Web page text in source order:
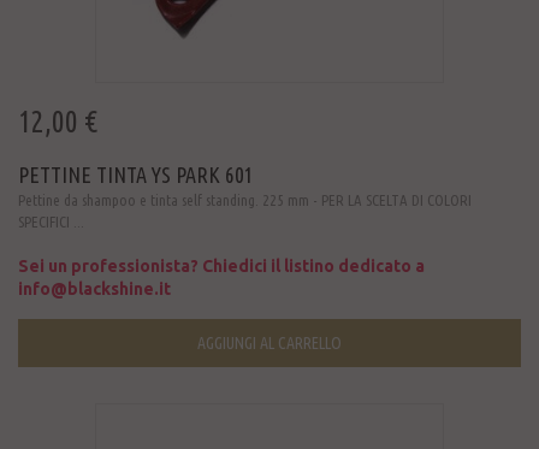
12,00 €
PETTINE TINTA YS PARK 601
Pettine da shampoo e tinta self standing. 225 mm - PER LA SCELTA DI COLORI
SPECIFICI ...
Sei un professionista? Chiedici il listino dedicato a
info@blackshine.it
AGGIUNGI AL CARRELLO